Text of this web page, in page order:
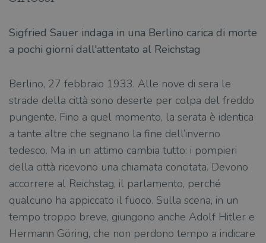
Sigfried Sauer indaga in una Berlino carica di morte
a pochi giorni dall'attentato al Reichstag
Berlino, 27 febbraio 1933. Alle nove di sera le
strade della città sono deserte per colpa del freddo
pungente. Fino a quel momento, la serata è identica
a tante altre che segnano la fine dell’inverno
tedesco. Ma in un attimo cambia tutto: i pompieri
della città ricevono una chiamata concitata. Devono
accorrere al Reichstag, il parlamento, perché
qualcuno ha appiccato il fuoco. Sulla scena, in un
tempo troppo breve, giungono anche Adolf Hitler e
Hermann Göring, che non perdono tempo a indicare